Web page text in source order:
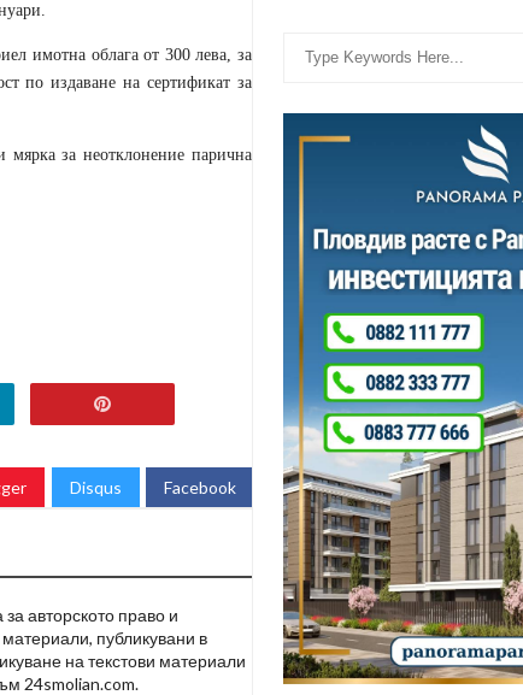
имотна облага от 300 лева, за
по издаване на сертификат за
за неотклонение парична
Disqus Facebook
авторското право и
публикувани в
на текстови материали
24smolian.com.